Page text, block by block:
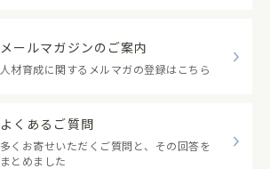
メールマガジンのご案内
人材育成に関するメルマガの登録はこちら
よくあるご質問
多くお寄せいただくご質問と、その回答を
まとめました